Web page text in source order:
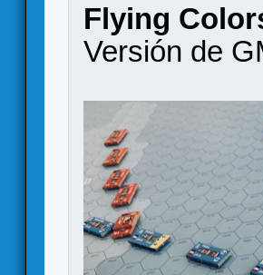
Flying
Versión de